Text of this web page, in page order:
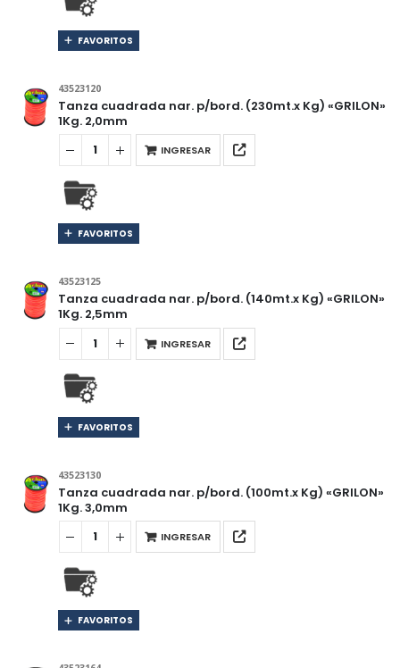
FAVORITOS
43523120
Tanza cuadrada nar. p/bord. (230mt.x Kg) «GRILON»
1Kg. 2,0mm
INGRESAR
FAVORITOS
43523125
Tanza cuadrada nar. p/bord. (140mt.x Kg) «GRILON»
1Kg. 2,5mm
INGRESAR
FAVORITOS
43523130
Tanza cuadrada nar. p/bord. (100mt.x Kg) «GRILON»
1Kg. 3,0mm
INGRESAR
FAVORITOS